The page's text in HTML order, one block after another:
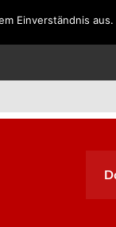
SÜDAFRIKA
Einverständnis aus.